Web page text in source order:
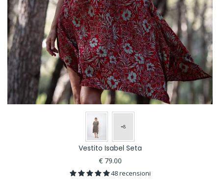
Vestito Isabel Seta
€ 79.00
48 recensioni